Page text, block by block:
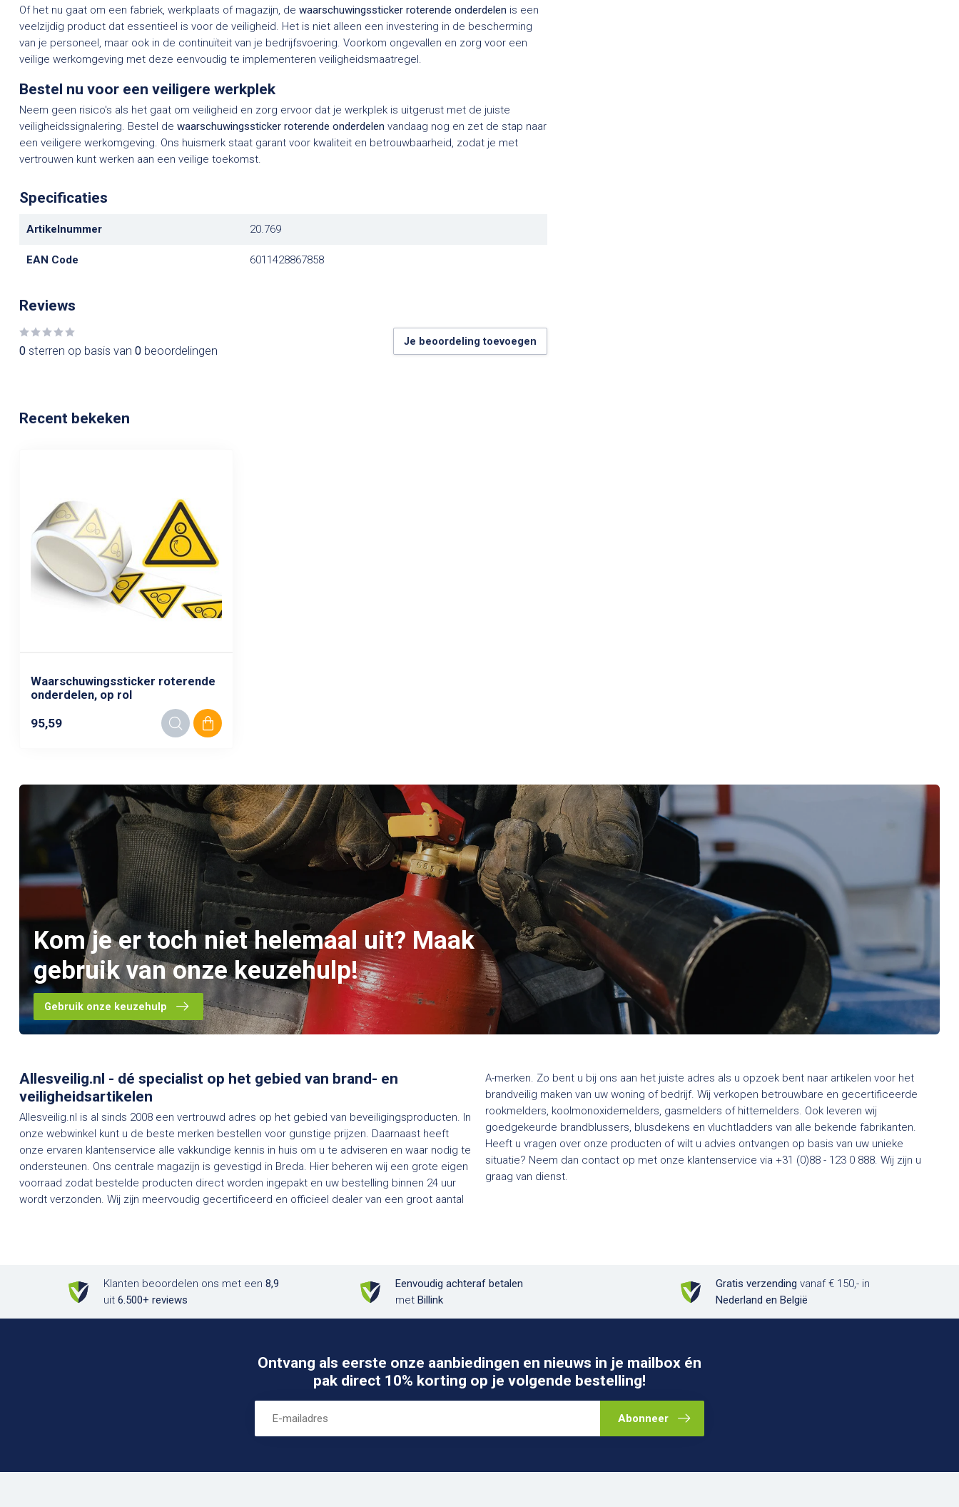
Of het nu gaat om een fabriek, werkplaats of magazijn, de waarschuwingssticker roterende onderdelen is een
veelzijdig product dat essentieel is voor de veiligheid. Het is niet alleen een investering in de bescherming
van je personeel, maar ook in de continuïteit van je bedrijfsvoering. Voorkom ongevallen en zorg voor een
veilige werkomgeving met deze eenvoudig te implementeren veiligheidsmaatregel.
Bestel nu voor een veiligere werkplek
Neem geen risico's als het gaat om veiligheid en zorg ervoor dat je werkplek is uitgerust met de juiste
veiligheidssignalering. Bestel de waarschuwingssticker roterende onderdelen vandaag nog en zet de stap naar
een veiligere werkomgeving. Ons huismerk staat garant voor kwaliteit en betrouwbaarheid, zodat je met
vertrouwen kunt werken aan een veilige toekomst.
Specificaties
Artikelnummer 20.769
EAN Code 6011428867858
Reviews
0 sterren op basis van 0 beoordelingen
Je beoordeling toevoegen
Recent bekeken
Waarschuwingssticker roterende
onderdelen, op rol
95,59
Kom je er toch niet helemaal uit? Maak
gebruik van onze keuzehulp!
Gebruik onze keuzehulp
Allesveilig.nl - dé specialist op het gebied van brand- en
veiligheidsartikelen
Allesveilig.nl is al sinds 2008 een vertrouwd adres op het gebied van beveiligingsproducten. In
onze webwinkel kunt u de beste merken bestellen voor gunstige prijzen. Daarnaast heeft
onze ervaren klantenservice alle vakkundige kennis in huis om u te adviseren en waar nodig te
ondersteunen. Ons centrale magazijn is gevestigd in Breda. Hier beheren wij een grote eigen
voorraad zodat bestelde producten direct worden ingepakt en uw bestelling binnen 24 uur
wordt verzonden. Wij zijn meervoudig gecertificeerd en officieel dealer van een groot aantal
A-merken. Zo bent u bij ons aan het juiste adres als u opzoek bent naar artikelen voor het
brandveilig maken van uw woning of bedrijf. Wij verkopen betrouwbare en gecertificeerde
rookmelders, koolmonoxidemelders, gasmelders of hittemelders. Ook leveren wij
goedgekeurde brandblussers, blusdekens en vluchtladders van alle bekende fabrikanten.
Heeft u vragen over onze producten of wilt u advies ontvangen op basis van uw unieke
situatie? Neem dan contact op met onze klantenservice via +31 (0)88 - 123 0 888. Wij zijn u
graag van dienst.
Klanten beoordelen ons met een8,9
uit6.500+ reviews
Eenvoudig achteraf betalen
met Billink
Gratis verzending vanaf € 150,- in
Nederland en België
Ontvang als eerste onze aanbiedingen en nieuws in je mailbox én
pak direct 10% korting op je volgende bestelling!
Abonneer